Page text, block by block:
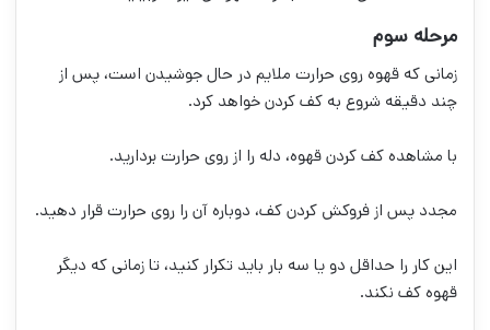
مرحله سوم
زمانی که قهوه روی حرارت ملایم در حال جوشیدن است، پس از
چند دقیقه شروع به کف کردن خواهد کرد.
با مشاهده کف کردن قهوه، دله را از روی حرارت بردارید.
مجدد پس از فروکش کردن کف، دوباره آن را روی حرارت قرار دهید.
این کار را حداقل دو یا سه بار باید تکرار کنید، تا زمانی که دیگر
قهوه کف نکند.